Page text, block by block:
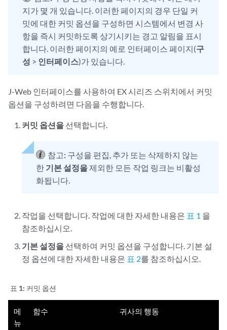
지가 몇 개 있습니다. 이러한 페이지의 경우 단일 커
밋에 대한 커밋 옵션을 구성하면 시스템에서 변경 사
항을 즉시 커밋하도록 상기시키는 경고 알림을 표시
합니다. 이러한 페이지의 예로 인터페이스 페이지(구
성 > 인터페이스)가 있습니다.
J-Web 인터페이스를 사용하여 EX 시리즈 스위치에서 커밋
옵션을 구성하려면 다음을 수행합니다.
커밋 옵션을 선택합니다.
참고: 구성을 편집, 추가 또는 삭제하지 않는
한 기본 설정을제외한 모든 작업 링크는 비활성
화됩니다.
작업을 선택합니다. 작업에 대한 자세한 내용은 표 1 을
참조하십시오.
기본 설정을 선택하여 커밋 옵션을 구성합니다. 기본 설
정 옵션에 대한 자세한 내용은 표 2를 참조하십시오.
표 1: 커밋 옵션
메
뉴
함수 귀사의 행동